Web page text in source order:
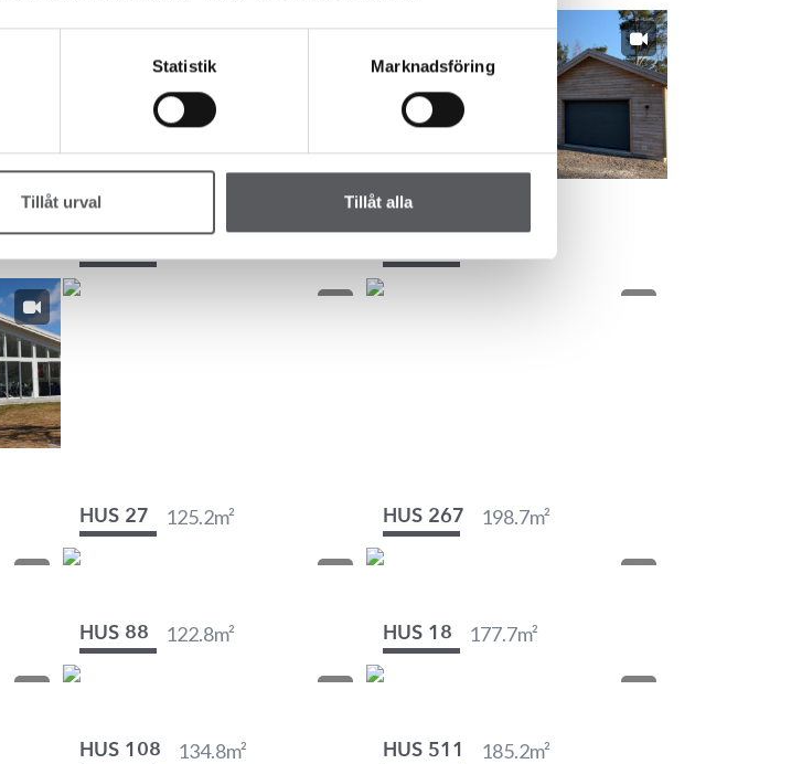
Statistik Marknadsföring
Tillåt urval Tillåt alla
HUS 27 125.2m² HUS 267 198.7m²
HUS 88 122.8m² HUS 18 177.7m²
HUS 108 134.8m² HUS 511 185.2m²